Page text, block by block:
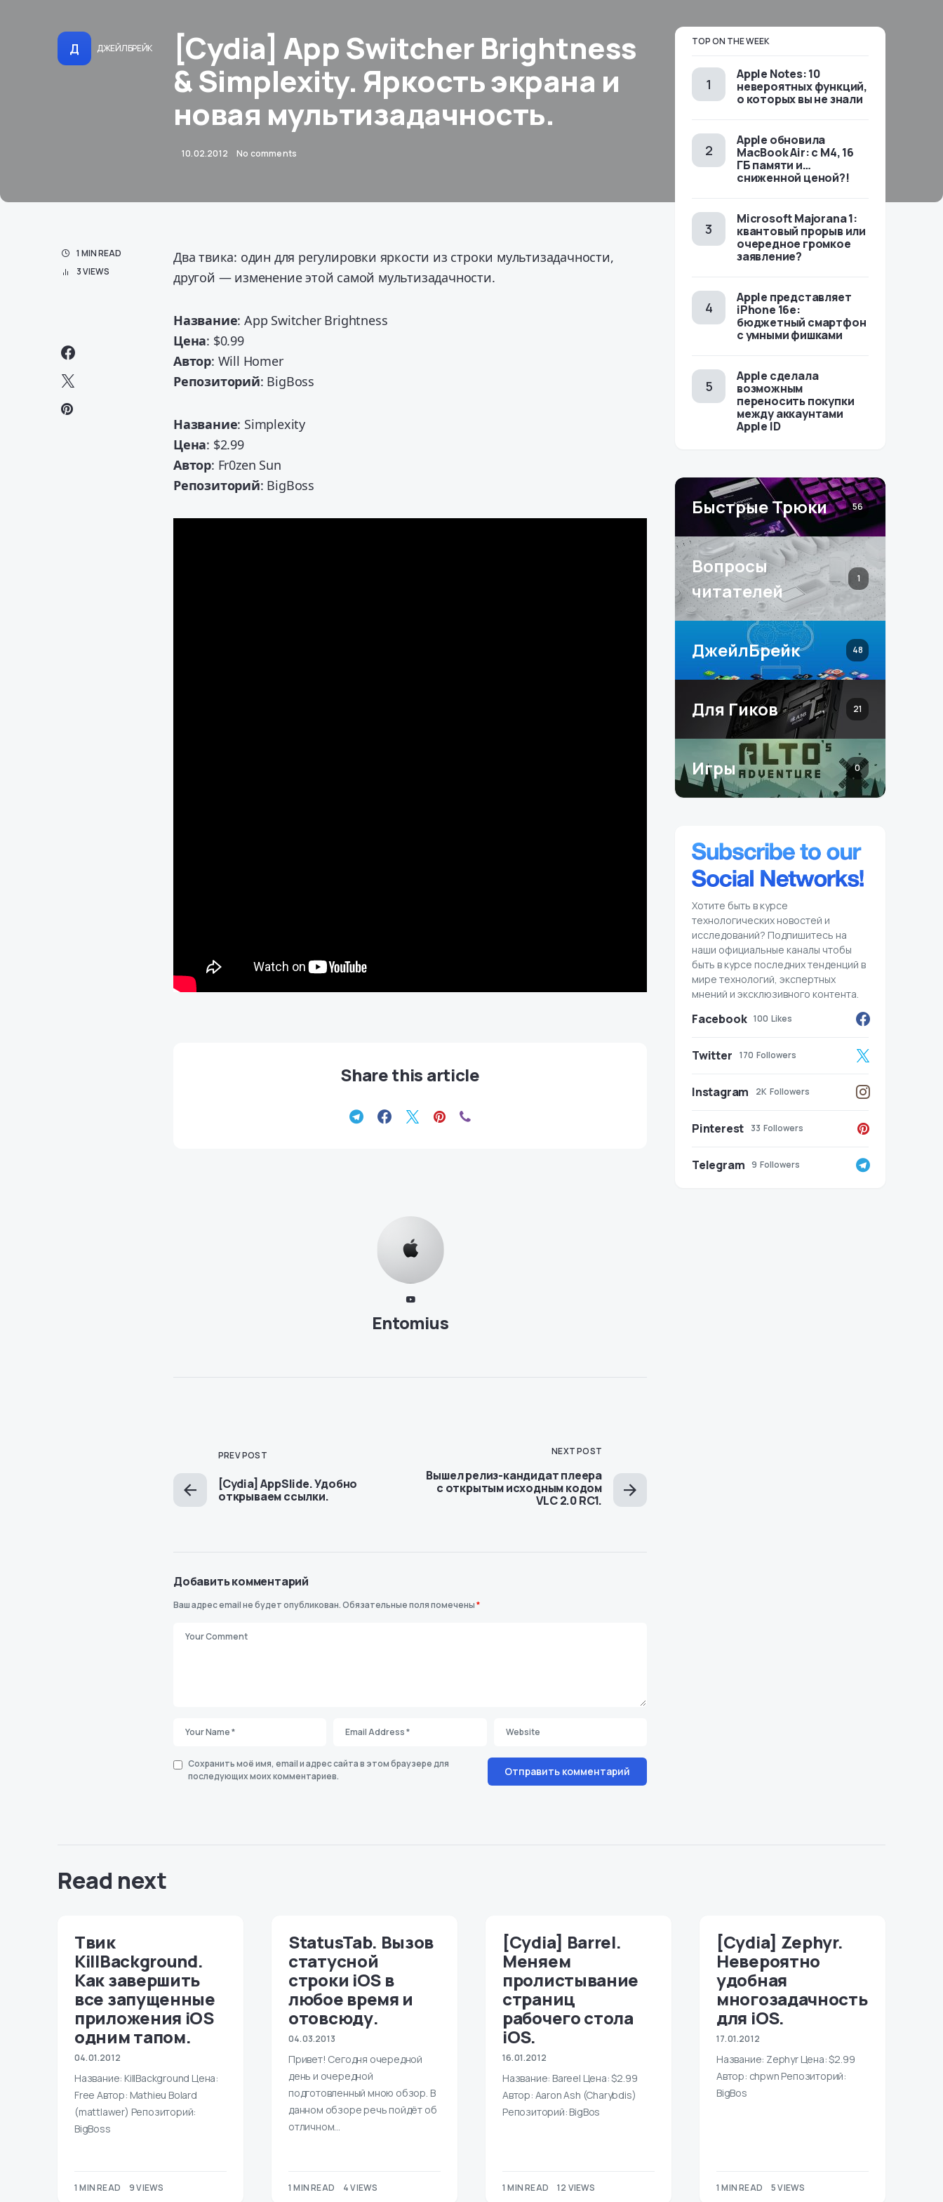
Д ДЖЕЙЛБРЕЙК
[Cydia] App Switcher Brightness
& Simplexity. Яркость экрана и
новая мультизадачность.
10.02.2012 No comments
1 MIN READ
3 VIEWS
Два твика: один для регулировки яркости из строки мультизадачности,
другой — изменение этой самой мультизадачности.
Название: App Switcher Brightness
Цена: $0.99
Автор: Will Homer
Репозиторий: BigBoss
Название: Simplexity
Цена: $2.99
Автор: Fr0zen Sun
Репозиторий: BigBoss
Share this article
Entomius
PREV POST
[Cydia] AppSlide. Удобно
открываем ссылки.
NEXT POST
Вышел релиз-кандидат плеера
с открытым исходным кодом
VLC 2.0 RC1.
Добавить комментарий
Ваш адрес email не будет опубликован.Обязательные поля помечены*
Сохранить моё имя, email и адрес сайта в этом браузере для
последующих моих комментариев.
TOP ON THE WEEK
Apple Notes: 10
невероятных функций,
о которых вы не знали
Apple обновила
MacBook Air: с M4, 16
ГБ памяти и…
сниженной ценой?!
Microsoft Majorana 1:
квантовый прорыв или
очередное громкое
заявление?
Apple представляет
iPhone 16e:
бюджетный смартфон
с умными фишками
Apple сделала
возможным
переносить покупки
между аккаунтами
Apple ID
Быстрые Трюки 56
Вопросы
читателей
1
ДжейлБрейк 48
Для Гиков 21
Игры 0
Хотите быть в курсе
технологических новостей и
исследований? Подпишитесь на
наши официальные каналы чтобы
быть в курсе последних тенденций в
мире технологий, экспертных
мнений и эксклюзивного контента.
Facebook 100 Likes
Twitter 170 Followers
Instagram 2K Followers
Pinterest 33 Followers
Telegram 9 Followers
Read next
Твик
KillBackground.
Как завершить
все запущенные
приложения iOS
одним тапом.
04.01.2012
Название: KillBackground Цена:
Free Автор: Mathieu Bolard
(mattlawer) Репозиторий:
BigBoss
1 MIN READ 9 VIEWS
StatusTab. Вызов
статусной
строки iOS в
любое время и
отовсюду.
04.03.2013
Привет! Сегодня очередной
день и очередной
подготовленный мною обзор. В
данном обзоре речь пойдёт об
отличном…
1 MIN READ 4 VIEWS
[Cydia] Barrel.
Меняем
пролистывание
страниц
рабочего стола
iOS.
16.01.2012
Название: Bareel Цена: $2.99
Автор: Aaron Ash (Charybdis)
Репозиторий: BigBos
1 MIN READ 12 VIEWS
[Cydia] Zephyr.
Невероятно
удобная
многозадачность
для iOS.
17.01.2012
Название: Zephyr Цена: $2.99
Автор: chpwn Репозиторий:
BigBos
1 MIN READ 5 VIEWS